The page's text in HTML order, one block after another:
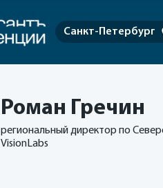
Санкт-Петербург
Роман Гречин
региональный директор по
VisionLabs